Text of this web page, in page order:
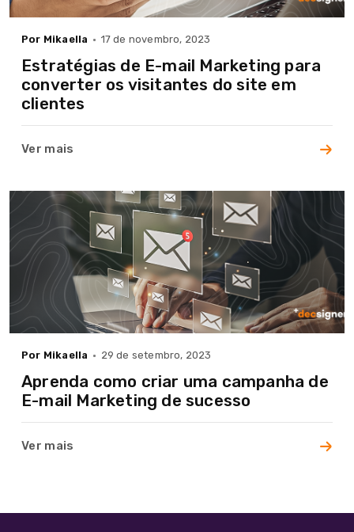
Por Mikaella 17 de novembro, 2023
Estratégias de E-mail Marketing para
converter os visitantes do site em
clientes
Ver mais
Por Mikaella 29 de setembro, 2023
Aprenda como criar uma campanha de
E-mail Marketing de sucesso
Ver mais